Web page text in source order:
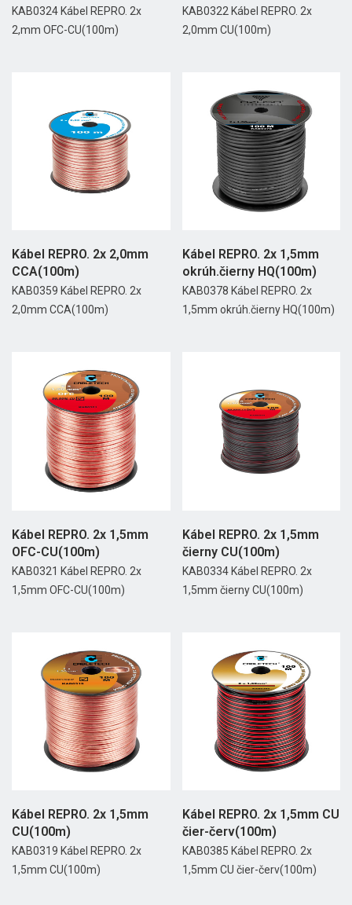
KAB0324 Kábel REPRO. 2x
2,mm OFC-CU(100m)
KAB0322 Kábel REPRO. 2x
2,0mm CU(100m)
Kábel REPRO. 2x 2,0mm
CCA(100m)
KAB0359 Kábel REPRO. 2x
2,0mm CCA(100m)
Kábel REPRO. 2x 1,5mm
okrúh.čierny HQ(100m)
KAB0378 Kábel REPRO. 2x
1,5mm okrúh.čierny HQ(100m)
Kábel REPRO. 2x 1,5mm
OFC-CU(100m)
KAB0321 Kábel REPRO. 2x
1,5mm OFC-CU(100m)
Kábel REPRO. 2x 1,5mm
čierny CU(100m)
KAB0334 Kábel REPRO. 2x
1,5mm čierny CU(100m)
Kábel REPRO. 2x 1,5mm
CU(100m)
KAB0319 Kábel REPRO. 2x
1,5mm CU(100m)
Kábel REPRO. 2x 1,5mm CU
čier-červ(100m)
KAB0385 Kábel REPRO. 2x
1,5mm CU čier-červ(100m)